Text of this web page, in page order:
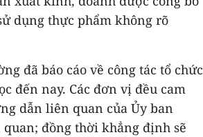
dụng thực phẩm không rõ
đã báo cáo về công tác tổ chức
đến nay. Các đơn vị đều cam
dẫn liên quan của Ủy ban
đồng thời khẳng định sẽ